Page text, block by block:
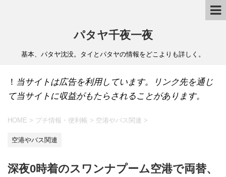
パタヤ千夜一夜
基本、パタヤ沈没。タイとパタヤの情報をどこよりも詳しく。
！ 当サイトは広告を利用しています。リンク先を通じ
て当サイトに収益がもたらされることがあります。
HOME > プチ情報・便利帳 > 空港やバス関連 >
空港やバス関連
深夜0時着のスワンナプーム空港で両替、